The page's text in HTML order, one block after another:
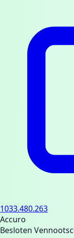
1033.480.263
Accuro
Besloten